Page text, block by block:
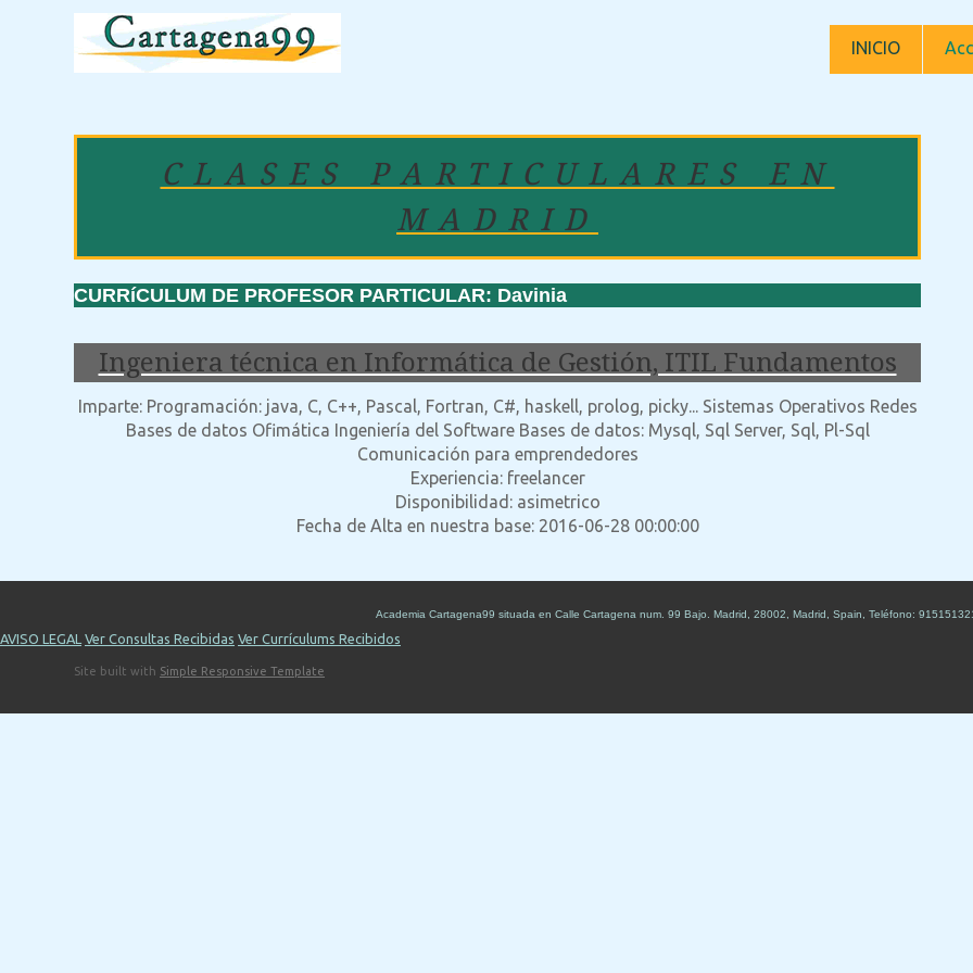
INICIO
CLASES PARTICULARES EN
MADRID
CURRíCULUM DE PROFESOR PARTICULAR: Davinia
Ingeniera técnica en Informática de Gestión, ITIL Fundamentos
Imparte: Programación: java, C, C++, Pascal, Fortran, C#, haskell, prolog, picky... Sistemas Operativos Redes
Bases de datos Ofimática Ingeniería del Software Bases de datos: Mysql, Sql Server, Sql, Pl-Sql
Comunicación para emprendedores
Experiencia: freelancer
Disponibilidad: asimetrico
Fecha de Alta en nuestra base: 2016-06-28 00:00:00
Academia Cartagena99 situada en Calle Cartagena num. 99 Bajo Madrid 28002 Madrid Spain Teléfono:
AVISO LEGAL Ver Consultas Recibidas Ver Currículums Recibidos
Site built with Simple Responsive Template